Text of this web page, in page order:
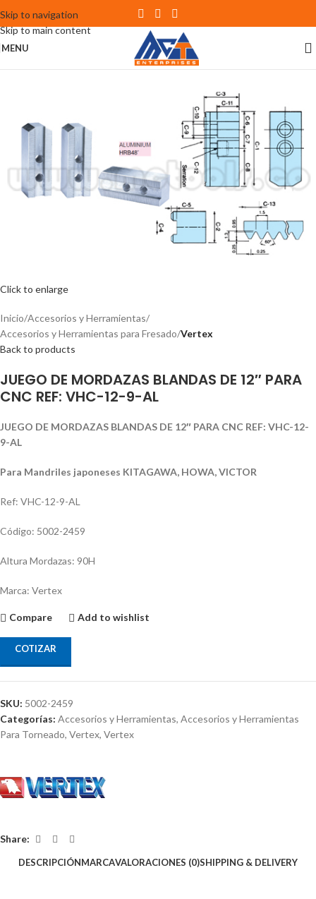
Skip to navigation
Skip to main content
MENU
Click to enlarge
Inicio Accesorios y Herramientas
Accesorios y Herramientas para Fresado Vertex
Back to products
JUEGO DE MORDAZAS BLANDAS DE 12″ PARA
CNC REF: VHC-12-9-AL
JUEGO DE MORDAZAS BLANDAS DE 12″ PARA CNC REF: VHC-12-
9-AL
Para Mandriles japoneses KITAGAWA, HOWA, VICTOR
Ref: VHC-12-9-AL
Código: 5002-2459
Altura Mordazas: 90H
Marca: Vertex
Compare Add to wishlist
COTIZAR
SKU: 5002-2459
Categorías: Accesorios y Herramientas, Accesorios y Herramientas
Para Torneado, Vertex, Vertex
Share:
DESCRIPCIÓNMARCAVALORACIONES (0)SHIPPING & DELIVERY